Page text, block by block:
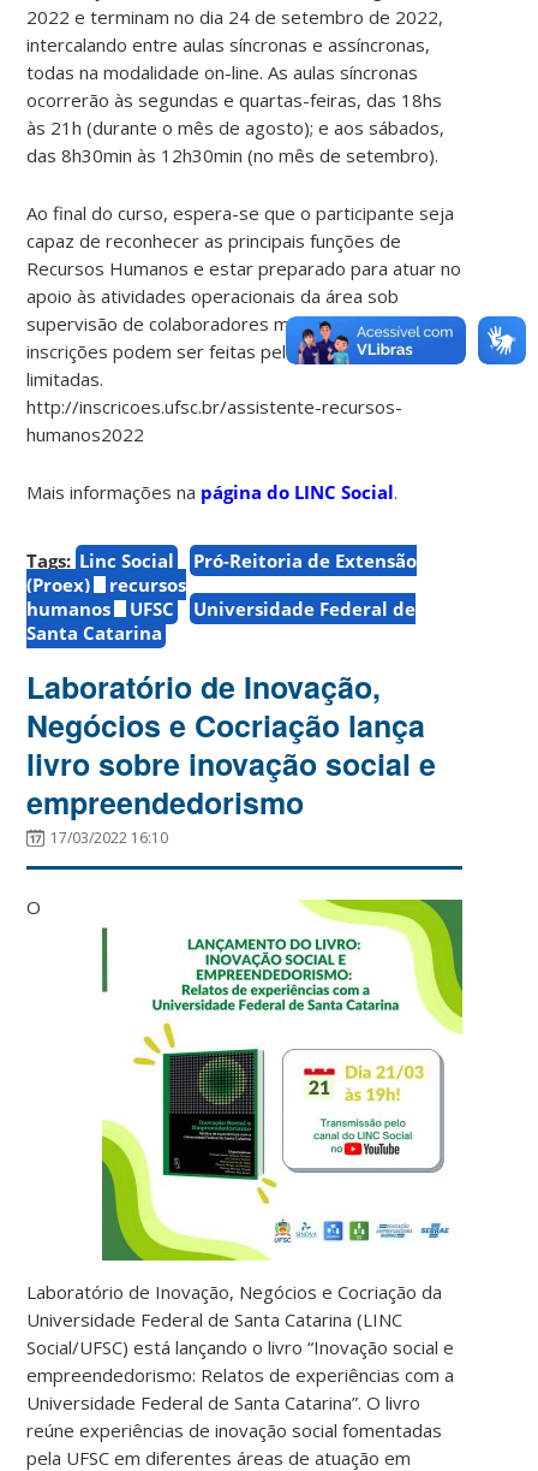
2022 e terminam no dia 24 de setembro de 2022,
intercalando entre aulas síncronas e assíncronas,
todas na modalidade on-line. As aulas síncronas
ocorrerão às segundas e quartas-feiras, das 18hs
às 21h (durante o mês de agosto); e aos sábados,
das 8h30min às 12h30min (no mês de setembro).
Ao final do curso, espera-se que o participante seja
capaz de reconhecer as principais funções de
Recursos Humanos e estar preparado para atuar no
apoio às atividades operacionais da área sob
supervisão de colaboradores mais experientes. As
inscrições podem ser feitas pelo link e as vagas são
limitadas.
http://inscricoes.ufsc.br/assistente-recursos-
humanos2022
Mais informações na página do LINC Social.
Tags: Linc Social
Pró-Reitoria de Extensão
(Proex)
recursos
humanos
UFSC
Universidade Federal de
Santa Catarina
Laboratório de Inovação,
Negócios e Cocriação lança
livro sobre inovação social e
empreendedorismo
17/03/2022 16:10
O
Laboratório de Inovação, Negócios e Cocriação da
Universidade Federal de Santa Catarina (LINC
Social/UFSC) está lançando o livro “Inovação social e
empreendedorismo: Relatos de experiências com a
Universidade Federal de Santa Catarina”. O livro
reúne experiências de inovação social fomentadas
pela UFSC em diferentes áreas de atuação em